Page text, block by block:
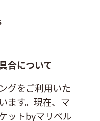
合について
グをご利用いた
ます。現在、マ
ットbyマリベル